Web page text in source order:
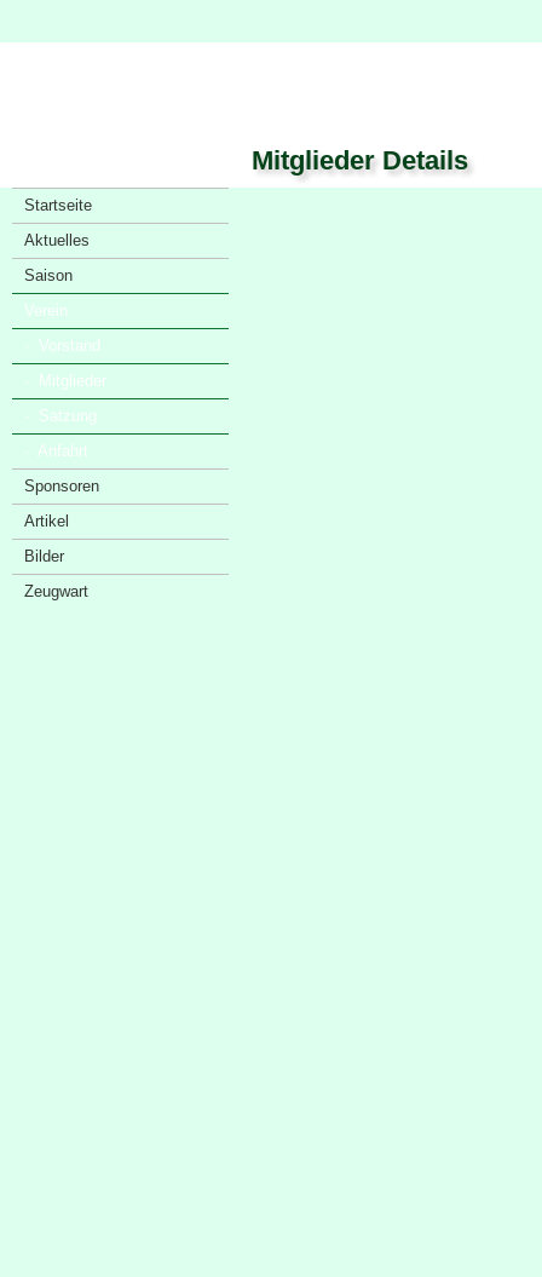
Mitglieder Details
Startseite
Aktuelles
Saison
Verein
· Vorstand
· Mitglieder
· Satzung
· Anfahrt
Sponsoren
Artikel
Bilder
Zeugwart